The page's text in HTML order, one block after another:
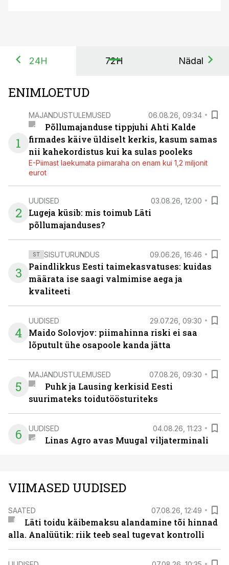
24H 72H Nädal
ENIMLOETUD
1
MAJANDUSTULEMUSED 06.08.26, 09:34
Põllumajanduse tippjuhi Ahti Kalde
firmades käive üldiselt kerkis, kasum samas
nii kahekordistus kui ka sulas pooleks
E-Piimast laekumata piimaraha on enam kui 1,2 miljonit
eurot
2
UUDISED 03.08.26, 12:00
Lugeja küsib: mis toimub Läti
põllumajanduses?
3
ST SISUTURUNDUS 09.06.26, 16:46
Paindlikkus Eesti taimekasvatuses: kuidas
määrata ise saagi valmimise aega ja
kvaliteeti
4
UUDISED 29.07.26, 09:30
Maido Solovjov: piimahinna riski ei saa
lõputult ühe osapoole kanda jätta
5
MAJANDUSTULEMUSED 07.08.26, 09:30
Puhk ja Lausing kerkisid Eesti
suurimateks toidutöösturiteks
6 UUDISED 04.08.26, 11:23
Linas Agro avas Muugal viljaterminali
VIIMASED UUDISED
SAATED 07.08.26, 12:49
Läti toidu käibemaksu alandamine tõi hinnad
alla. Analüütik: riik teeb seal tugevat kontrolli